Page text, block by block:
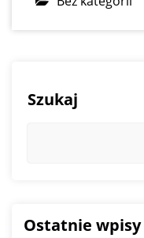
Szukaj
Ostatnie wpisy